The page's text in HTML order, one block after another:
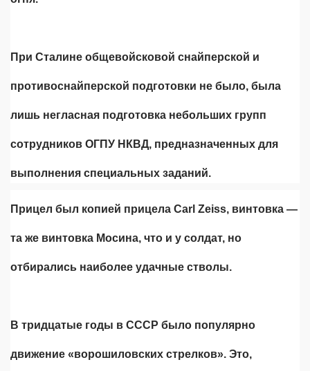
При Сталине общевойсковой снайперской и
противоснайперской подготовки не было, была
лишь негласная подготовка небольших групп
сотрудников ОГПУ НКВД, предназначенных для
выполнения специальных заданий.
Прицел был копией прицела Carl Zeiss, винтовка —
та же винтовка Мосина, что и у солдат, но
отбирались наиболее удачные стволы.
В тридцатые годы в СССР было популярно
движение «ворошиловских стрелков». Это,